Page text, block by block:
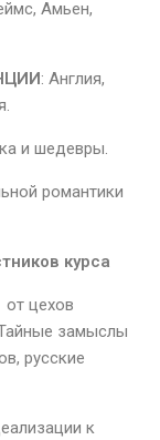
Амьен,
: Англия,
и шедевры.
романтики
курса
от цехов
замыслы
русские
к